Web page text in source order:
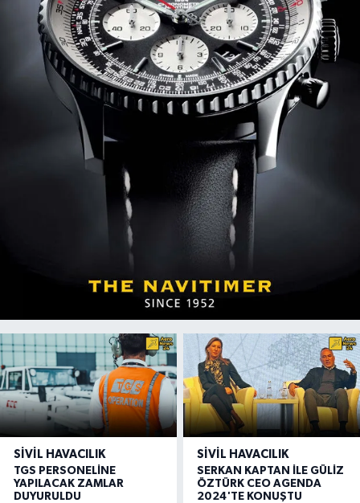
SIVIL HAVACILIK
TGS PERSONELİNE
YAPILACAK ZAMLAR
DUYURULDU
SIVIL HAVACILIK
SERKAN KAPTAN İLE GÜLİZ
ÖZTÜRK CEO AGENDA
2024'TE KONUŞTU